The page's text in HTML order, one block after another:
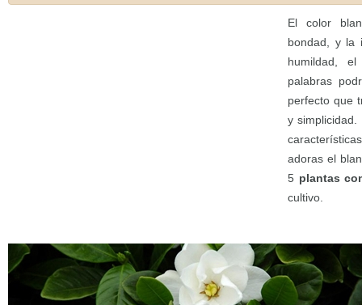
El color
bondad, y la
humildad,
palabras
perfecto que
y
adoras el
5 plantas
cultivo.